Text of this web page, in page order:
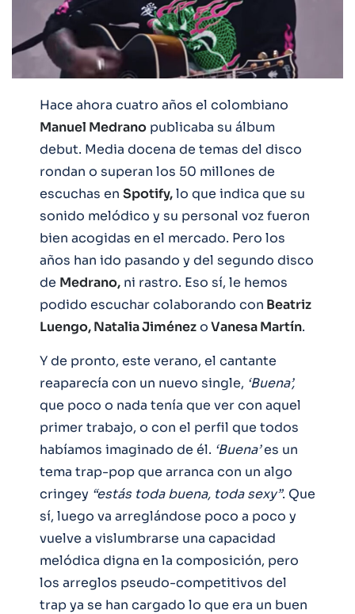
Hace ahora cuatro años el colombiano
Manuel Medrano publicaba su álbum
debut. Media docena de temas del disco
rondan o superan los 50 millones de
escuchas en Spotify,lo que indica que su
sonido melódico y su personal voz fueron
bien acogidas en el mercado. Pero los
años han ido pasando y del segundo disco
de Medrano, ni rastro. Eso sí, le hemos
podido escuchar colaborando con Beatriz
Luengo, Natalia JiménezoVanesa Martín.
Y de pronto, este verano, el cantante
reaparecía con un nuevo single, ‘Buena’,
que poco o nada tenía que ver con aquel
primer trabajo, o con el perfil que todos
habíamos imaginado de él. ‘Buena’es un
tema trap-pop que arranca con un algo
cringey “estás toda buena, toda sexy”. Que
sí, luego va arreglándose poco a poco y
vuelve a vislumbrarse una capacidad
melódica digna en la composición, pero
los arreglos pseudo-competitivos del
trap ya se han cargado lo que era un buen